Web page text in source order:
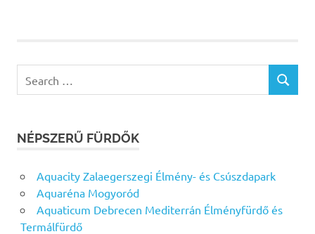
for:
SEARCH
NÉPSZERŰ FÜRDŐK
Aquacity Zalaegerszegi Élmény- és Csúszdapark
Aquaréna Mogyoród
Aquaticum Debrecen Mediterrán Élményfürdő és
Termálfürdő